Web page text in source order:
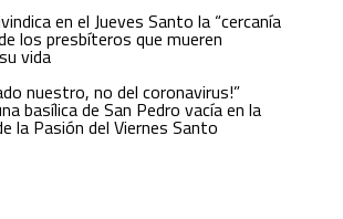
en el Jueves Santo la “cercanía
los presbíteros que mueren
vida
nuestro, no del coronavirus!”
basílica de San Pedro vacía en la
la Pasión del Viernes Santo